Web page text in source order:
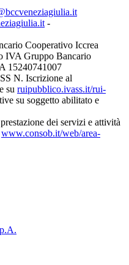
-
Cooperativo Iccrea
IVA Gruppo Bancario
15240741007
N. Iscrizione al
su ruipubblico.ivass.it/rui-
su soggetto abilitato e
dei servizi e attività
www.consob.it/web/area-